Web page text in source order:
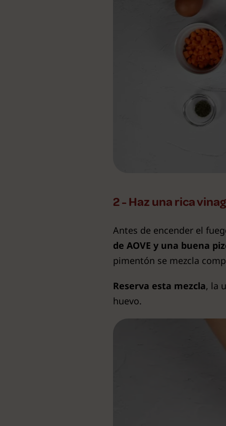
2 - Haz una rica
Antes de encender el
de AOVE y una buena
pimentón se mezcla
Reserva esta mezcla, la
huevo.